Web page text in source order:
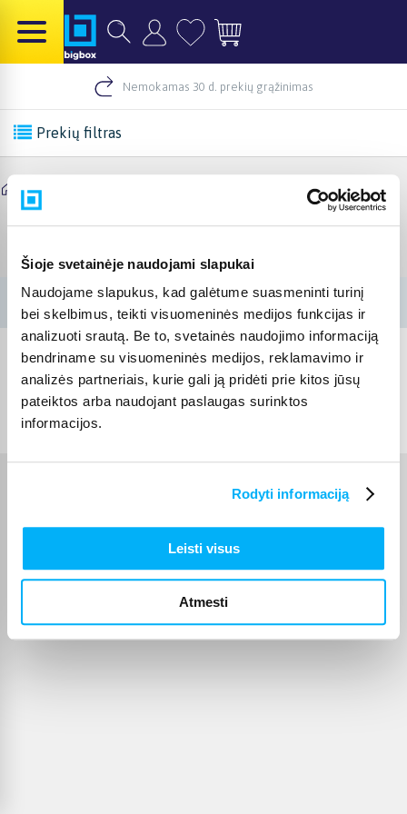
Šioje svetainėje naudojami slapukai
Naudojame slapukus, kad galėtume suasmeninti turinį
bei skelbimus, teikti visuomeninės medijos funkcijas ir
analizuoti srautą. Be to, svetainės naudojimo informaciją
bendriname su visuomeninės medijos, reklamavimo ir
analizės partneriais, kurie gali ją pridėti prie kitos jūsų
pateiktos arba naudojant paslaugas surinktos
informacijos.
Rodyti informaciją
Leisti visus
Atmesti
Nemokamas 30 d. prekių grąžinimas
Prekių filtras
Pradinis
© 2012- 2026BIGBOX.LT